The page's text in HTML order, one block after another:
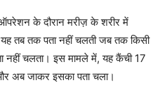
के दौरान मरीज़ के शरीर में
तब तक पता नहीं चलती जब तक किसी
नहीं चलता। इस मामले में, यह कैंची 17
अब जाकर इसका पता चला।